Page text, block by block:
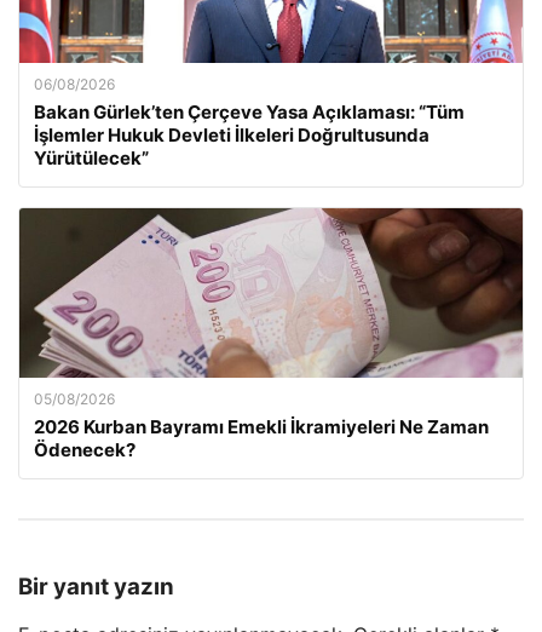
06/08/2026
Bakan Gürlek’ten Çerçeve Yasa Açıklaması: “Tüm
İşlemler Hukuk Devleti İlkeleri Doğrultusunda
Yürütülecek”
05/08/2026
2026 Kurban Bayramı Emekli İkramiyeleri Ne Zaman
Ödenecek?
Bir yanıt yazın